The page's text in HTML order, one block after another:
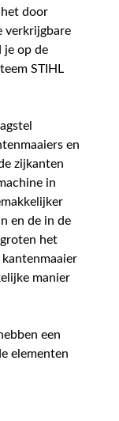
het door
verkrijgbare
je op de
STIHL
en
zijkanten
in
en de in de
het
manier
een
elementen